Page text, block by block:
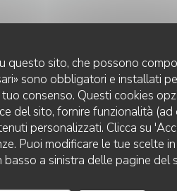
questo sito, che possono
sono obbligatori e installati
consenso. Questi cookies
del sito, fornire funzionalità
personalizzati. Clicca su
Puoi modificare le tue scelte
a sinistra delle pagine del
sottostante!